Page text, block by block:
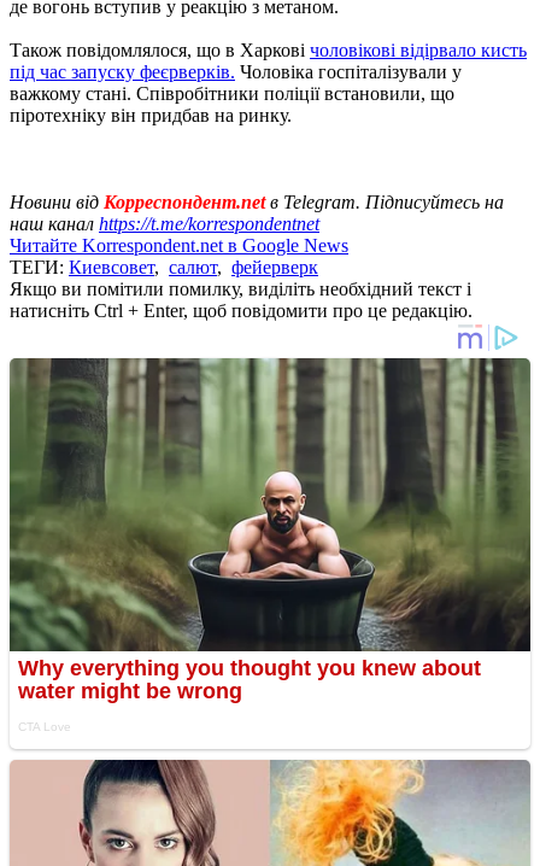
де вогонь вступив у реакцію з метаном.
Також повідомлялося, що в Харкові чоловікові відірвало кисть
під час запуску феєрверків. Чоловіка госпіталізували у
важкому стані. Співробітники поліції встановили, що
піротехніку він придбав на ринку.
Новини від Корреспондент.netв Telegram. Підписуйтесь на
наш канал https://t.me/korrespondentnet
Читайте Korrespondent.net в Google News
ТЕГИ: Киевсовет, салют, фейерверк
Якщо ви помітили помилку, виділіть необхідний текст і
натисніть Ctrl + Enter, щоб повідомити про це редакцію.